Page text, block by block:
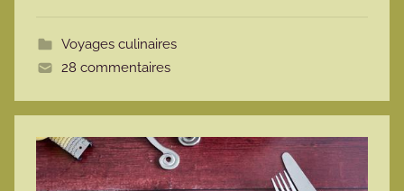
Voyages culinaires
28 commentaires